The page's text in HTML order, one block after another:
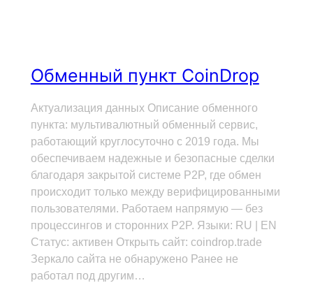
Обменный пункт CoinDrop
Актуализация данных Описание обменного
пункта: мультивалютный обменный сервис,
работающий круглосуточно с 2019 года. Мы
обеспечиваем надежные и безопасные сделки
благодаря закрытой системе P2P, где обмен
происходит только между верифицированными
пользователями. Работаем напрямую — без
процессингов и сторонних P2P. Языки: RU | EN
Статус: активен Открыть сайт: coindrop.trade
Зеркало сайта не обнаружено Ранее не
работал под другим…